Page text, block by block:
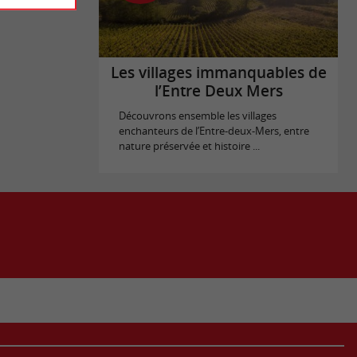
Les villages immanquables de
l’Entre Deux Mers
Découvrons ensemble les villages
enchanteurs de l’Entre-deux-Mers, entre
nature préservée et histoire ...